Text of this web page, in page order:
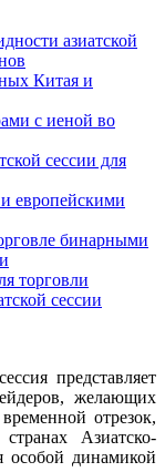
азиатской
Китая и
с иеной во
сессии для
европейскими
бинарными
торговли
сессии
представляет
желающих
отрезок,
Азиатско-
особой динамикой